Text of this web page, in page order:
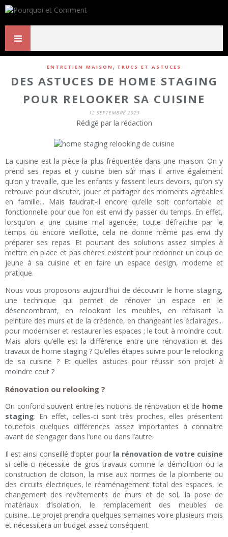
ENTRETIEN MAISON , TRUCS ET ASTUCES
DES ASTUCES DE HOME STAGING
POUR RELOOKER SA CUISINE
12 SEPTEMBRE 2023
Rédigé par la rédaction
La cuisine est la pièce la plus fréquentée dans une maison. On y
prend ses repas et y cuisine bien sûr mais il arrive également
qu’on y travaille, que les enfants y fassent leurs devoirs, qu’on s’y
retrouve pour discuter, jouer et partager des moments agréables
en famille... Mais faudrait-il encore qu’elle soit confortable et
fonctionnelle pour que l’on est envi d’y passer du temps. En effet,
lorsqu’on a une cuisine mal agencée, toute défraichie par le
temps ou encore vieillotte, cela ne donne même pas envi d’y
préparer ses repas. Et pourtant des solutions assez simples à
mettre en place et pas chères existent pour redonner un coup de
jeune à sa cuisine et en faire un espace design, moderne et
pratique.
Nous vous proposons aujourd’hui de découvrir le home staging,
une technique qui permet de rénover un espace en le
désencombrant, en relookant les meubles, en refaisant la
peinture des murs et de la crédence, en changeant les éclairages...
pour moderniser et restaurer les espaces ; le tout à moindre cout.
Mais alors qu’elle est la différence entre une rénovation et des
travaux de home staging ? Qu’elles étapes suivre pour le relooking
de sa cuisine ? Et quelles astuces pour réussir son projet à
moindre cout ?
Rénovation ou relooking ?
On confond souvent entre les notions de rénovation et de home
staging. En effet, celles-ci sont très proches, elles présentent
toutefois quelques différences assez importantes à connaitre
avant de s’engager dans l’une ou dans l’autre.
Il est ainsi conseillé d’opter pour la rénovation de votre cuisine
si celle-ci nécessite de gros travaux comme la démolition ou la
construction de cloison, la mise aux normes de la plomberie ou
des circuits électriques, le réaménagement total des espaces, le
changement des revêtements de murs et de sol, la pose de
matériaux d’isolation, le remplacement des meubles de
cuisine...Le projet prendra quelques semaines voire plusieurs mois
et nécessitera un budget assez conséquent.